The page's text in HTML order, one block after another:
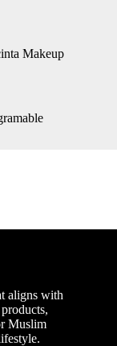
Makeup
aligns with
Muslim